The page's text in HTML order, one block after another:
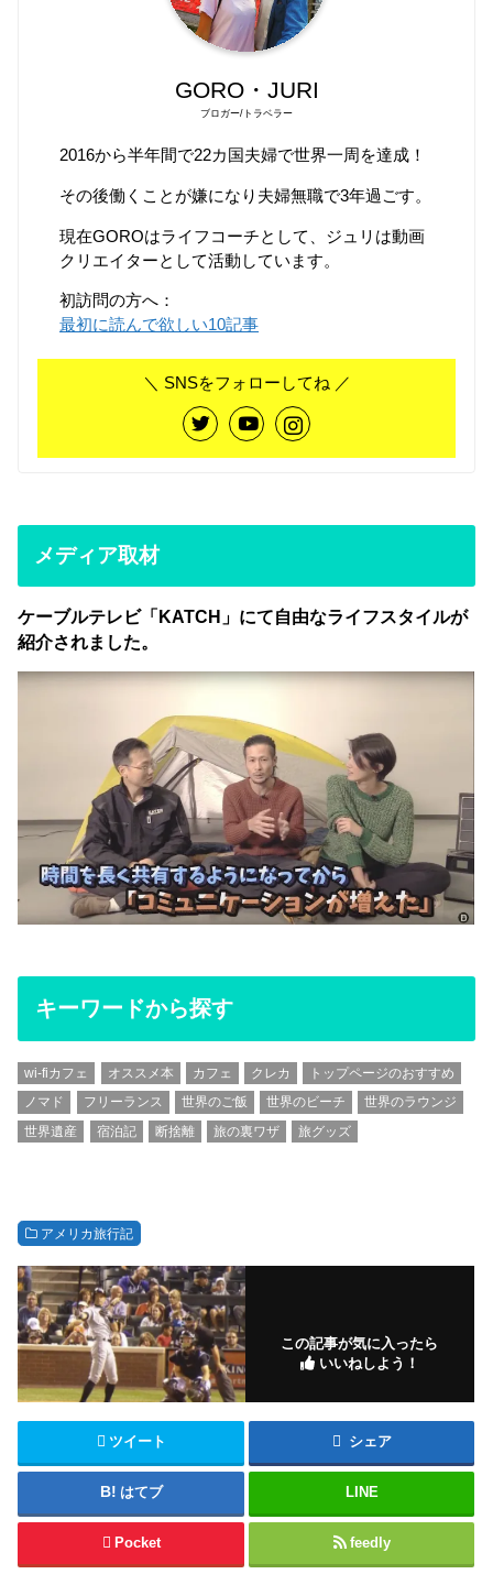
GORO・JURI
ブロガー/トラベラー
2016から半年間で22カ国夫婦で世界一周を達成！
その後働くことが嫌になり夫婦無職で3年過ごす。
現在GOROはライフコーチとして、ジュリは動画
クリエイターとして活動しています。
初訪問の方へ：
最初に読んで欲しい10記事
＼ SNSをフォローしてね ／
メディア取材
ケーブルテレビ「KATCH」にて自由なライフスタイルが
紹介されました。
キーワードから探す
wi-fiカフェ オススメ本 カフェ クレカ
トップページのおすすめ
ノマド
フリーランス 世界のご飯 世界のビーチ
世界のラウンジ
世界遺産
宿泊記 断捨離 旅の裏ワザ 旅グッズ
アメリカ旅行記
この記事が気に入ったら
いいねしよう！
ツイート シェア
はてブ LINE
Pocket feedly